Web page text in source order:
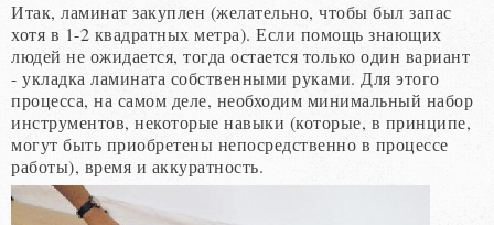
Итак, ламинат закуплен (желательно, чтобы был запас
хотя в 1-2 квадратных метра). Если помощь знающих
людей не ожидается, тогда остается только один вариант
- укладка ламината собственными руками. Для этого
процесса, на самом деле, необходим минимальный набор
инструментов, некоторые навыки (которые, в принципе,
могут быть приобретены непосредственно в процессе
работы), время и аккуратность.